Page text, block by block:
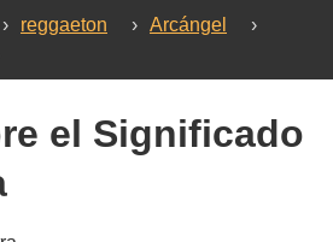
› reggaeton › Arcángel
›
el Significado